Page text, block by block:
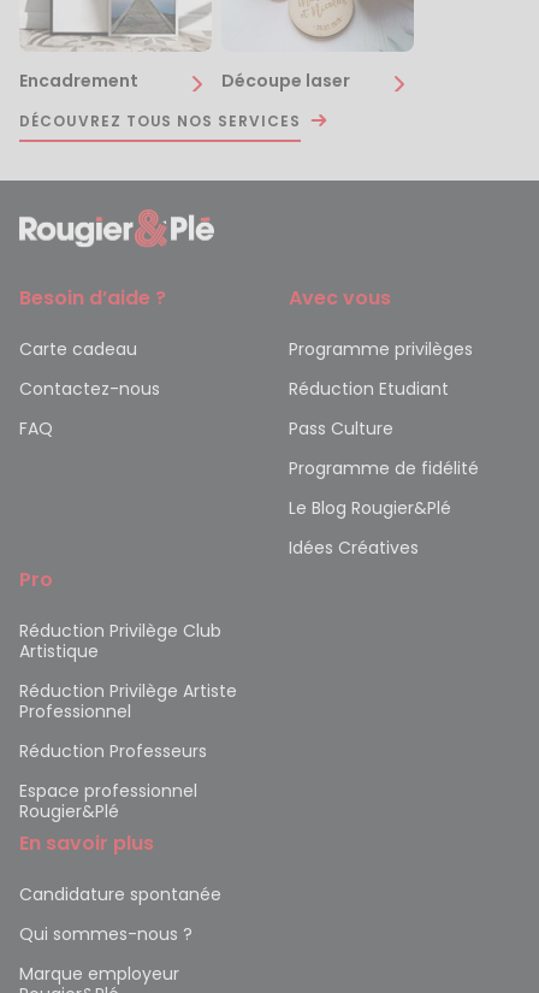
Encadrement Découpe laser
DÉCOUVREZ TOUS NOS SERVICES
Besoin d’aide ?
Carte cadeau
Contactez-nous
FAQ
Avec vous
Programme privilèges
Réduction Etudiant
Pass Culture
Programme de fidélité
Le Blog Rougier&Plé
Idées Créatives
Pro
Réduction Privilège Club
Artistique
Réduction Privilège Artiste
Professionnel
Réduction Professeurs
Espace professionnel
Rougier&Plé
En savoir plus
Candidature spontanée
Qui sommes-nous ?
Marque employeur